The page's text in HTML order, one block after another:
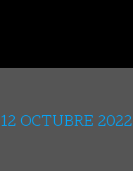
12 OCTUBRE 2022